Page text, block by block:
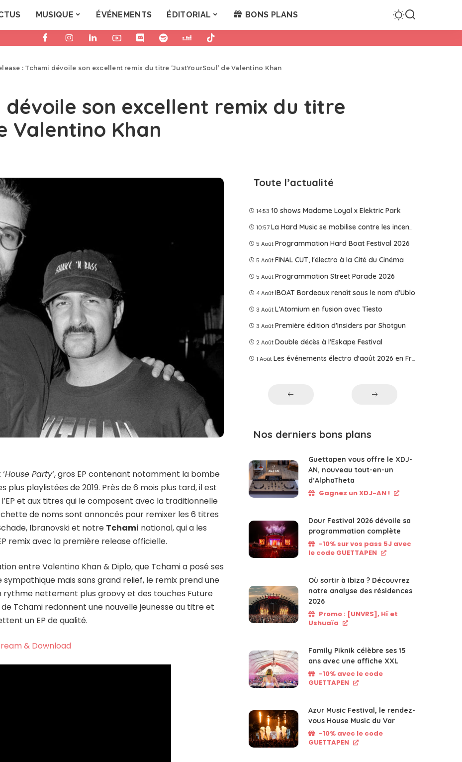
MUSIQUE ÉVÉNEMENTS ÉDITORIAL BONS PLANS
: Tchami dévoile son excellent remix du titre ‘JustYourSoul’ de Valentino Khan
dévoile son excellent remix du titre
Valentino Khan
House Party‘, gros EP contenant notamment la bombe
plus playlistées de 2019. Près de 6 mois plus tard, il est
et aux titres qui le composent avec la traditionnelle
de noms sont annoncés pour remixer les 6 titres
Ibranovski et notre Tchami national, qui a les
remix avec la première release officielle.
entre Valentino Khan & Diplo, que Tchami a posé ses
sympathique mais sans grand relief, le remix prend une
rythme nettement plus groovy et des touches Future
Tchami redonnent une nouvelle jeunesse au titre et
un EP de qualité.
& Download
Toute l’actualité
14:53 10 shows Madame Loyal x Elektric Park
10:57 La Hard Music se mobilise contre les incendies
5 Août Programmation Hard Boat Festival 2026
5 Août FINAL CUT, l'électro à la Cité du Cinéma
5 Août Programmation Street Parade 2026
4 Août IBOAT Bordeaux renaît sous le nom d'Ublo
3 Août L’Atomium en fusion avec Tîesto
3 Août Première édition d'Insiders par Shotgun
2 Août Double décès à l'Eskape Festival
1 Août Les événements électro d'août 2026 en France
Nos derniers bons plans
Guettapen vous offre le XDJ-
AN, nouveau tout-en-un
d’AlphaTheta
Gagnez un XDJ-AN !
Dour Festival 2026 dévoile sa
programmation complète
-10% sur vos pass 5J avec
le code GUETTAPEN
Où sortir à Ibiza ? Découvrez
notre analyse des résidences
2026
Promo : [UNVRS], Hï et
Ushuaïa
Family Piknik célèbre ses 15
ans avec une affiche XXL
-10% avec le code
GUETTAPEN
Azur Music Festival, le rendez-
vous House Music du Var
-10% avec le code
GUETTAPEN